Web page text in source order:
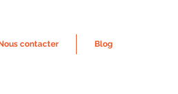
contacter Blog